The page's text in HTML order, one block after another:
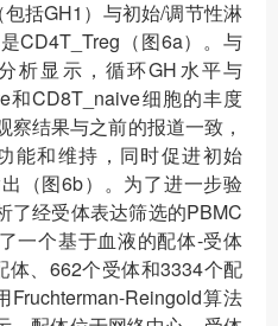
括GH1）与初始/调节性淋
CD4T_Treg（图6a）。与
析显示，循环GH水平与
和CD8T_naive细胞的丰度
察结果与之前的报道一致，
能和维持，同时促进初始
（图6b）。为了进一步验
了经受体表达筛选的PBMC
一个基于血液的配体-受体
体、662个受体和3334个配
Reingold算法